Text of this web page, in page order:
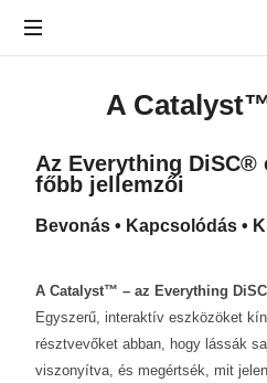
coaching,A
Az Everything
főbb jellemzői
Bevonás • Kapcsolódás •
A Catalyst™ – az Everything
Egyszerű, interaktív eszközöket
résztvevőket abban, hogy lássák
viszonyítva, és megértsék, mit